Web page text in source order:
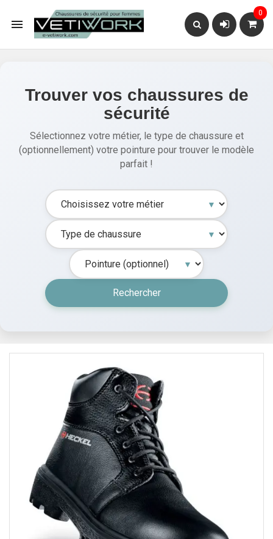

0
Trouver vos chaussures de
sécurité
Sélectionnez votre métier, le type de chaussure et
(optionnellement) votre pointure pour trouver le modèle
parfait !
Rechercher